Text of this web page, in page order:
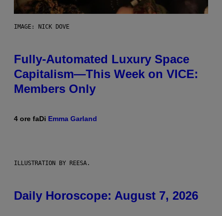
IMAGE: NICK DOVE
Fully-Automated Luxury Space
Capitalism—This Week on VICE:
Members Only
4 ore faDi Emma Garland
ILLUSTRATION BY REESA.
Daily Horoscope: August 7, 2026